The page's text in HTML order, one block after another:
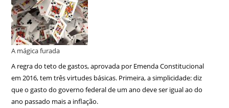
A mágica furada
A regra do teto de gastos, aprovada por Emenda Constitucional
em 2016, tem três virtudes básicas. Primeira, a simplicidade: diz
que o gasto do governo federal de um ano deve ser igual ao do
ano passado mais a inflação.